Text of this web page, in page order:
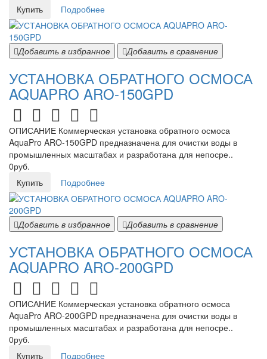
Купить
Подробнее
Добавить в избранное Добавить в сравнение
УСТАНОВКА ОБРАТНОГО ОСМОСА
AQUAPRO ARO-150GPD
ОПИСАНИЕ Коммерческая установка обратного осмоса
AquaPro ARO-150GPD предназначена для очистки воды в
промышленных масштабах и разработана для непосре..
0руб.
Купить
Подробнее
Добавить в избранное Добавить в сравнение
УСТАНОВКА ОБРАТНОГО ОСМОСА
AQUAPRO ARO-200GPD
ОПИСАНИЕ Коммерческая установка обратного осмоса
AquaPro ARO-200GPD предназначена для очистки воды в
промышленных масштабах и разработана для непосре..
0руб.
Купить
Подробнее